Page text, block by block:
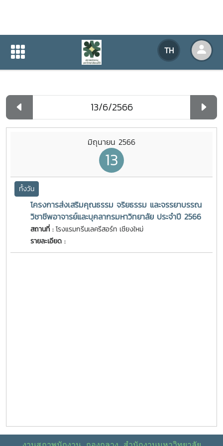
TH
ปฏิทินกิจกรรมของหน่วยงาน
ปฏิทินกิจกรรมของหน่วยงาน
มิถุนายน 2566
13
ทั้งวัน
โครงการส่งเสริมคุณธรรม จริยธรรม และจรรยาบรรณ
วิชาชีพอาจารย์และบุคลากรมหาวิทยาลัย ประจำปี 2566
สถานที่ :โรงแรมกรีนเลครีสอร์ท เชียงใหม่
รายละเอียด :